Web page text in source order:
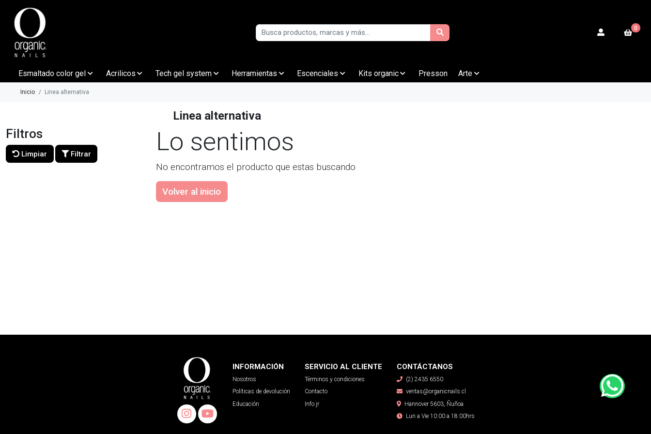
0
Esmaltado color gel Acrilicos Tech gel system Herramientas Escenciales Kits organic Presson Arte
Inicio Linea alternativa
Linea alternativa
Filtros
Limpiar Filtrar Lo sentimos
No encontramos el producto que estas buscando
Volver al inicio
INFORMACIÓN
Nosotros
Políticas de devolución
Educación
SERVICIO AL CLIENTE
Términos y condiciones
Contacto
Info jr
CONTÁCTANOS
(2) 2435 6550
ventas@organicnails.cl
Hannover 5603, Ñuñoa
Lun a Vie 10:00 a 18:00hrs